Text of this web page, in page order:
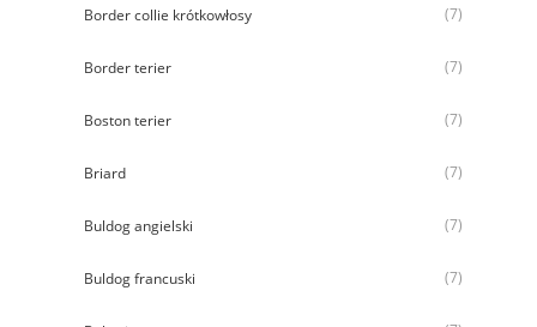
Border collie krótkowłosy (7)
Border terier (7)
Boston terier (7)
Briard (7)
Buldog angielski (7)
Buldog francuski (7)